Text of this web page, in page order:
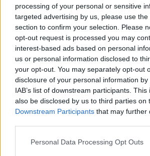
processing of your personal or sensitive
targeted advertising by us, please use
section to confirm your selection. Please
opt-out request is processed you may
interest-based ads based on personal
us or personal information disclosed to
your opt-out. You may separately opt-out
disclosure of your personal information
IAB’s list of downstream participants.
also be disclosed by us to third parties on
Downstream Participants that may further
Personal Data Processing Opt Outs